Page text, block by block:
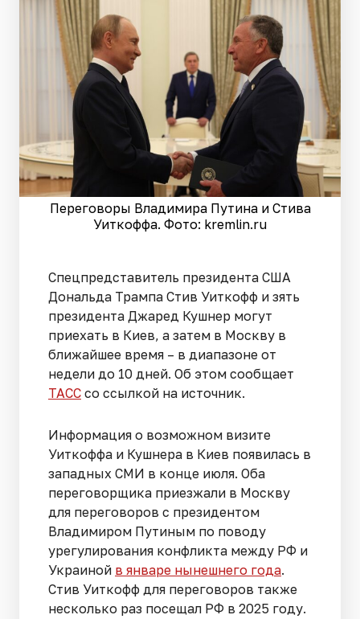
Переговоры Владимира Путина и Стива
Уиткоффа. Фото: kremlin.ru
Спецпредставитель президента США
Дональда Трампа Стив Уиткофф и зять
президента Джаред Кушнер могут
приехать в Киев, а затем в Москву в
ближайшее время – в диапазоне от
недели до 10 дней. Об этом сообщает
ТАСС со ссылкой на источник.
Информация о возможном визите
Уиткоффа и Кушнера в Киев появилась в
западных СМИ в конце июля. Оба
переговорщика приезжали в Москву
для переговоров с президентом
Владимиром Путиным по поводу
урегулирования конфликта между РФ и
Украиной в январе нынешнего года.
Стив Уиткофф для переговоров также
несколько раз посещал РФ в 2025 году.